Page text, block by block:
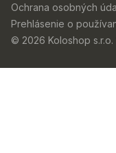
Ochrana osobných
Prehlásenie o
© 2026 Koloshop